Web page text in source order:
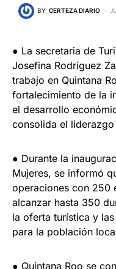
BY CERTEZA DIARIO
● La secretaria de
Josefina Rodríguez
trabajo en Quintana
fortalecimiento de la
el desarrollo
consolida el
● Durante la
Mujeres, se informó
operaciones con 250
alcanzar hasta 350
la oferta turística y
para la población
● Quintana Roo se